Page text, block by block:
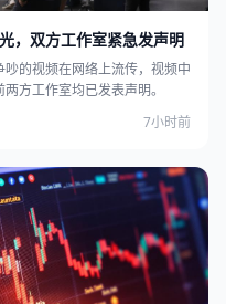
，双方工作室紧急发声明
的视频在网络上流传，视频中
方工作室均已发表声明。
7小时前